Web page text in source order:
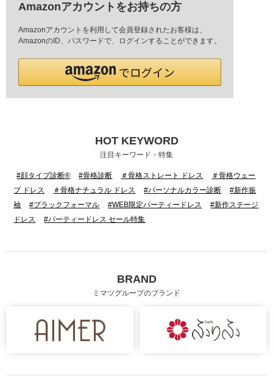
Amazonアカウントをお持ちの方
Amazonアカウントを利用して会員登録されたお客様は、
AmazonのID、パスワードで、ログインすることができます。
HOT KEYWORD
注目キーワード・特集
#顔タイプ診断® #骨格診断 ＃骨格ストレート ドレス
＃骨格ウェー
ブ ドレス
＃骨格ナチュラル ドレス #パーソナルカラー診断
#新作振
袖
#ブラックフォーマル #WEB限定パーティードレス
#新作ステージ
ドレス
#パーティードレス セール特集
BRAND
ミマツグループのブランド